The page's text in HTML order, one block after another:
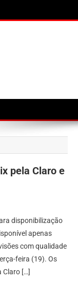
pela Claro e
disponibilização
apenas
com qualidade
feira (19). Os
Claro […]